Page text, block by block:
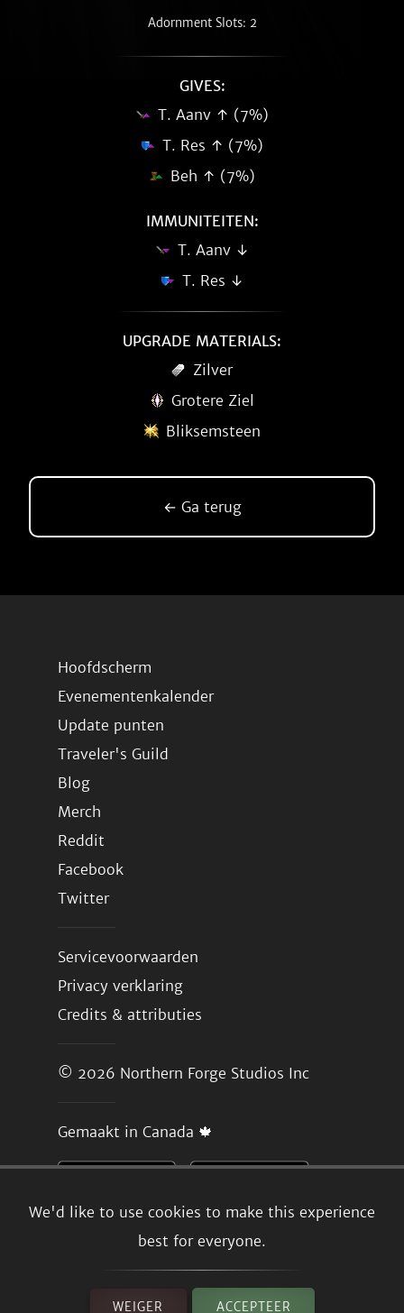
We'd like to use cookies to make this experience
best for everyone.
WEIGER ACCEPTEER
Adornment Slots: 2
GIVES:
T. Aanv ↑ (7%)
T. Res ↑ (7%)
Beh ↑ (7%)
IMMUNITEITEN:
T. Aanv ↓
T. Res ↓
UPGRADE MATERIALS:
Zilver
Grotere Ziel
Bliksemsteen
← Ga terug
Hoofdscherm
Evenementenkalender
Update punten
Traveler's Guild
Blog
Merch
Reddit
Facebook
Twitter
Servicevoorwaarden
Privacy verklaring
Credits & attributies
© 2026 Northern Forge Studios Inc
Gemaakt in Canada 🍁